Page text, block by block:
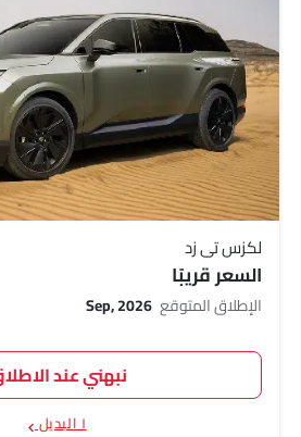
لكزس تي زد
السعر قريبًا
الإطلاق المتوقع Sep, 2026
نبهني عند
١ البديل